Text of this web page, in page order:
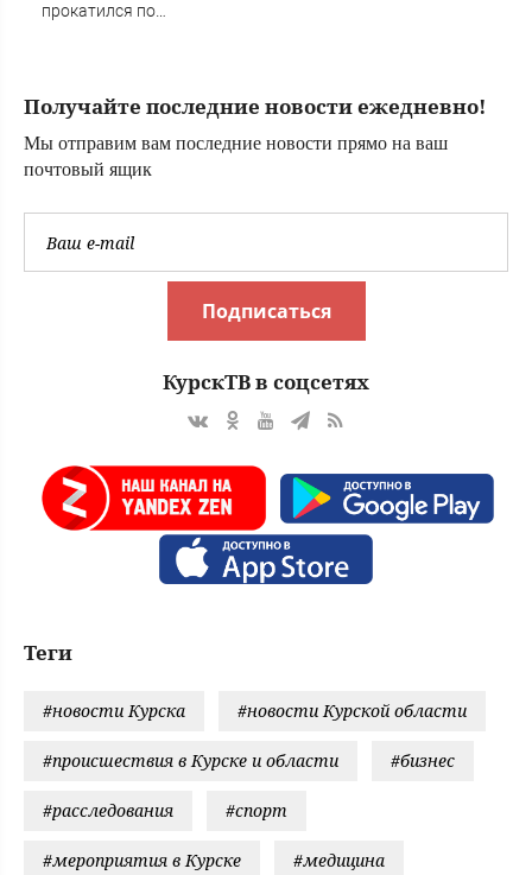
прокатился по
Получайте последние новости ежедневно!
Мы отправим вам последние новости прямо на ваш
почтовый ящик
Подписаться
КурскТВ в соцсетях
Теги
#новости Курска #новости Курской области
#происшествия в Курске и области #бизнес
#расследования #спорт
#мероприятия в Курске #медицина